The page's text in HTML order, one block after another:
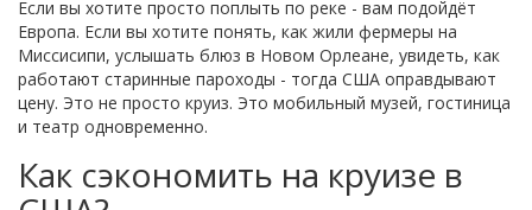
Если вы хотите просто поплыть по реке - вам подойдёт
Европа. Если вы хотите понять, как жили фермеры на
Миссисипи, услышать блюз в Новом Орлеане, увидеть, как
работают старинные пароходы - тогда США оправдывают
цену. Это не просто круиз. Это мобильный музей, гостиница
и театр одновременно.
Как сэкономить на круизе в